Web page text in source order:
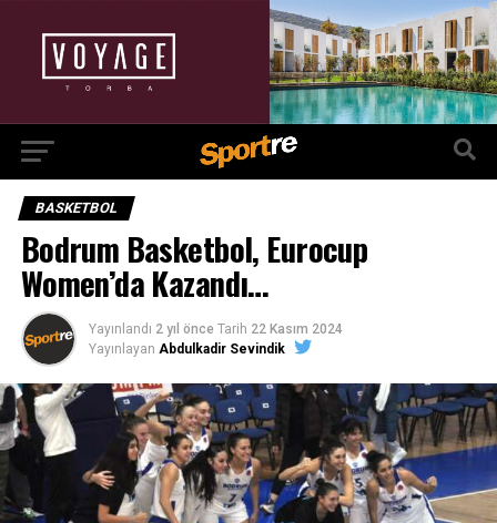
BASKETBOL
Bodrum Basketbol, Eurocup
Women’da Kazandı…
Yayınlandı 2 yıl önce Tarih 22 Kasım 2024
Yayınlayan Abdulkadir Sevindik